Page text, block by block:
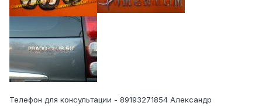
Телефон для консультации - 89193271854 Александр